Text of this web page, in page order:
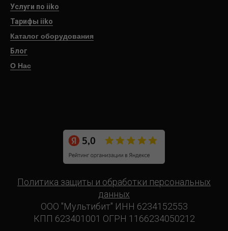
Услуги по iiko
Тарифы iiko
Каталог оборудования
Блог
О Нас
Политика защиты и обработки персональных
данных
ООО "Мультибит" ИНН 6234152553
КПП 623401001 ОГРН 1166234050212